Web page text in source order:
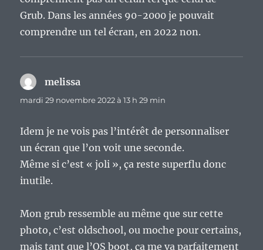
Grub. Dans les années 90-2000 je pouvait
comprendre un tel écran, en 2022 non.
melissa
mardi 29 novembre 2022 à 13 h 29 min
Idem je ne vois pas l’intérêt de personnaliser
un écran que l’on voit une seconde.
Même si c’est « joli », ça reste superflu donc
inutile.
Mon grub ressemble au même que sur cette
photo, c’est oldschool, ou moche pour certains,
mais tant que l’OS boot, ça me va parfaitement